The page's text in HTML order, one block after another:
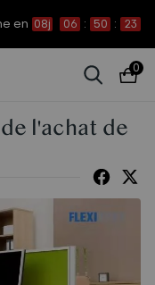
en 08j 06 : 50 : 22
0
l'achat de